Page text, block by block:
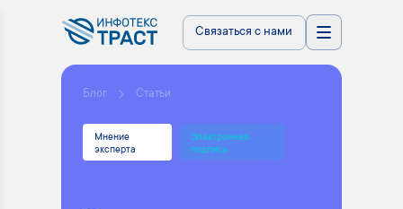
Связаться с нами
Блог Статьи
Мнение
эксперта
Электронная
подпись